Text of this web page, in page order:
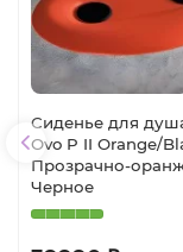
Сиденье для
Ovo P II Orange/
Прозрачно-
Черное